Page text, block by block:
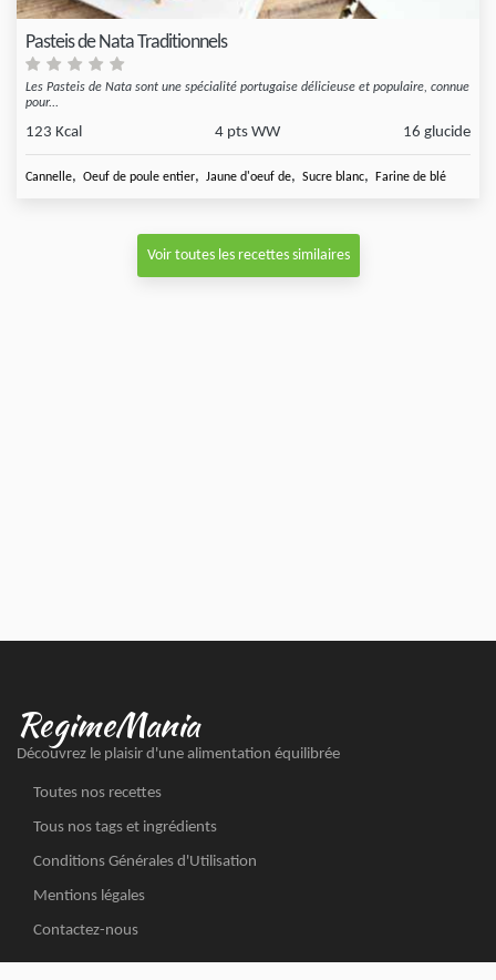
Pasteis de Nata Traditionnels
Les Pasteis de Nata sont une spécialité portugaise délicieuse et populaire, connue
pour...
123 Kcal 4 pts WW 16 glucide
Cannelle, Oeuf de poule entier, Jaune d'oeuf de, Sucre blanc, Farine de blé
Voir toutes les recettes similaires
RegimeMania
Découvrez le plaisir d'une alimentation équilibrée
Toutes nos recettes
Tous nos tags et ingrédients
Conditions Générales d'Utilisation
Mentions légales
Contactez-nous